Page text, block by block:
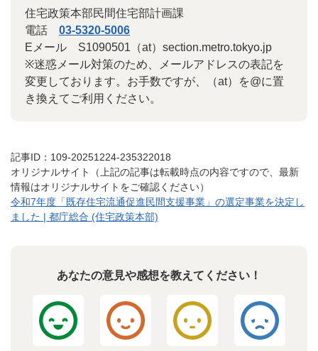
住宅政策本部民間住宅部計画課
電話 03-5320-5006
Eメール S1090501（at）section.metro.tokyo.jp
※迷惑メール対策のため、メールアドレスの表記を
変更しております。お手数ですが、（at）を@に置
き換えてご利用ください。
記事ID：109-20251224-235322018
オリジナルサイト（上記の記事は転載時点の内容ですので、最新
情報はオリジナルサイトをご確認ください）
令和7年度「既存住宅流通促進民間支援事業」の選定事業を決定し
ました | 都庁総合 (住宅政策本部)
あなたの意見や感想を教えてください！